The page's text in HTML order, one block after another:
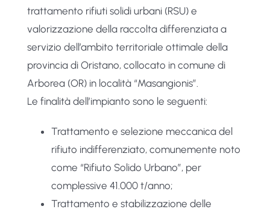
trattamento rifiuti solidi urbani (RSU) e
valorizzazione della raccolta differenziata a
servizio dell’ambito territoriale ottimale della
provincia di Oristano, collocato in comune di
Arborea (OR) in località “Masangionis”.
Le finalità dell’impianto sono le seguenti:
Trattamento e selezione meccanica del
rifiuto indifferenziato, comunemente noto
come “Rifiuto Solido Urbano”, per
complessive 41.000 t/anno;
Trattamento e stabilizzazione delle